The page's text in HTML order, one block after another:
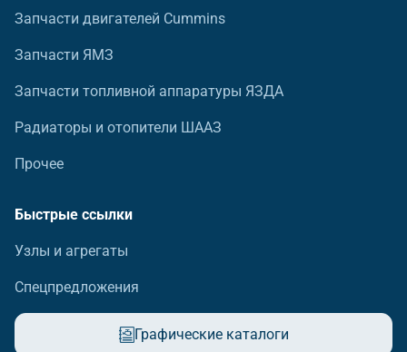
Запчасти двигателей Cummins
Запчасти ЯМЗ
Запчасти топливной аппаратуры ЯЗДА
Радиаторы и отопители ШААЗ
Прочее
Быстрые ссылки
Узлы и агрегаты
Спецпредложения
Графические каталоги